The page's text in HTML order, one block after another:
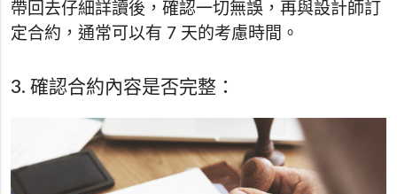
帶回去仔細詳讀後，確認一切無誤，再與設計師訂
定合約，通常可以有 7 天的考慮時間。
3. 確認合約內容是否完整：